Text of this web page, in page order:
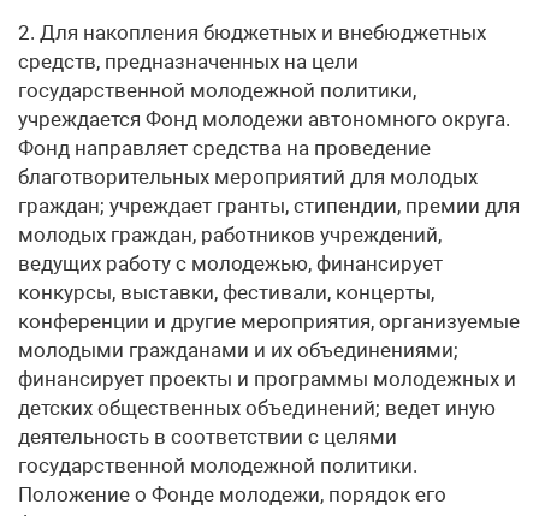
2. Для накопления бюджетных и внебюджетных
средств, предназначенных на цели
государственной молодежной политики,
учреждается Фонд молодежи автономного округа.
Фонд направляет средства на проведение
благотворительных мероприятий для молодых
граждан; учреждает гранты, стипендии, премии для
молодых граждан, работников учреждений,
ведущих работу с молодежью, финансирует
конкурсы, выставки, фестивали, концерты,
конференции и другие мероприятия, организуемые
молодыми гражданами и их объединениями;
финансирует проекты и программы молодежных и
детских общественных объединений; ведет иную
деятельность в соответствии с целями
государственной молодежной политики.
Положение о Фонде молодежи, порядок его